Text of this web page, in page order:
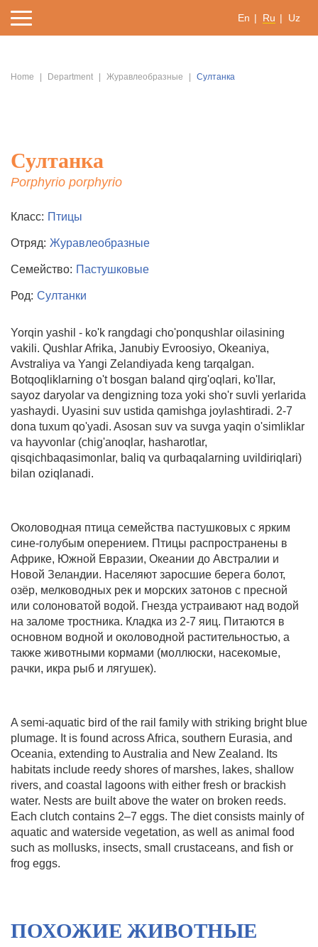
En Ru Uz
Home Department Журавлеобразные Султанка
Султанка
Porphyrio porphyrio
Класс: Птицы
Отряд: Журавлеобразные
Семейство: Пастушковые
Род: Султанки
Yorqin yashil - ko'k rangdagi cho'ponqushlar oilasining
vakili. Qushlar Afrika, Janubiy Evroosiyo, Okeaniya,
Avstraliya va Yangi Zelandiyada keng tarqalgan.
Botqoqliklarning o't bosgan baland qirg'oqlari, ko'llar,
sayoz daryolar va dengizning toza yoki sho'r suvli yerlarida
yashaydi. Uyasini suv ustida qamishga joylashtiradi. 2-7
dona tuxum qo'yadi. Asosan suv va suvga yaqin o'simliklar
va hayvonlar (chig'anoqlar, hasharotlar,
qisqichbaqasimonlar, baliq va qurbaqalarning uvildiriqlari)
bilan oziqlanadi.
Околоводная птица семейства пастушковых с ярким
сине-голубым оперением. Птицы распространены в
Африке, Южной Евразии, Океании до Австралии и
Новой Зеландии. Населяют заросшие берега болот,
озёр, мелководных рек и морских затонов с пресной
или солоноватой водой. Гнезда устраивают над водой
на заломе тростника. Кладка из 2-7 яиц. Питаются в
основном водной и околоводной растительностью, а
также животными кормами (моллюски, насекомые,
рачки, икра рыб и лягушек).
A semi-aquatic bird of the rail family with striking bright blue
plumage. It is found across Africa, southern Eurasia, and
Oceania, extending to Australia and New Zealand. Its
habitats include reedy shores of marshes, lakes, shallow
rivers, and coastal lagoons with either fresh or brackish
water. Nests are built above the water on broken reeds.
Each clutch contains 2–7 eggs. The diet consists mainly of
aquatic and waterside vegetation, as well as animal food
such as mollusks, insects, small crustaceans, and fish or
frog eggs.
ПОХОЖИЕ ЖИВОТНЫЕ